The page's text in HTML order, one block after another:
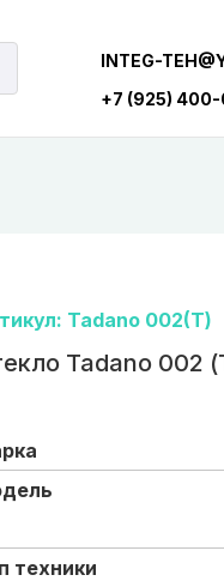
INTEG-
+7 (925)
Tadano 002(Т)
Tadano 002
техники